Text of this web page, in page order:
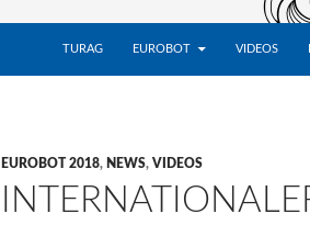
TURAG
EUROBOT VIDEOS
EUROBOT 2018, NEWS, VIDEOS